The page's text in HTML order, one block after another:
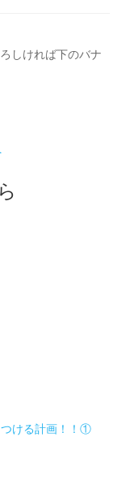
しければ下のバナ
つける計画！！①